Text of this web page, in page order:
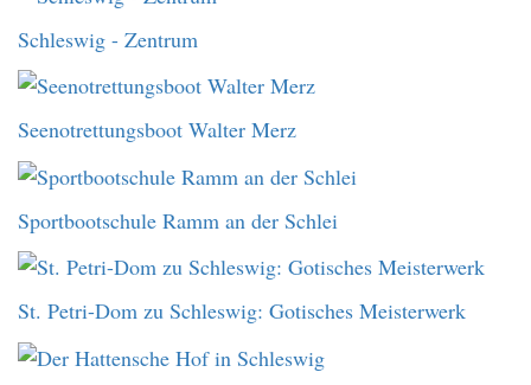
Schleswig - Zentrum
Seenotrettungsboot Walter Merz
Sportbootschule Ramm an der Schlei
St. Petri-Dom zu Schleswig: Gotisches Meisterwerk